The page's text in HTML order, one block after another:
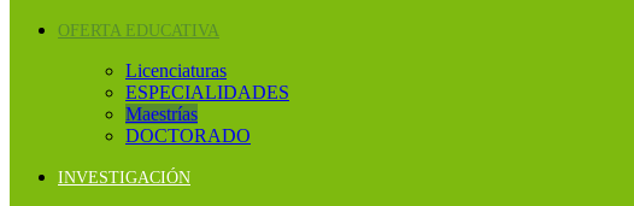
OFERTA EDUCATIVA
Licenciaturas
ESPECIALIDADES
Maestrías
DOCTORADO
INVESTIGACIÓN